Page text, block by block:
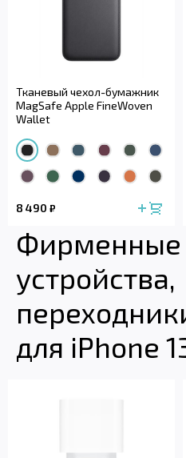
Тканевый чехол-бумажник
MagSafe Apple FineWoven
Wallet
8 490 ₽
Фирменные
устройства,
для iPhone